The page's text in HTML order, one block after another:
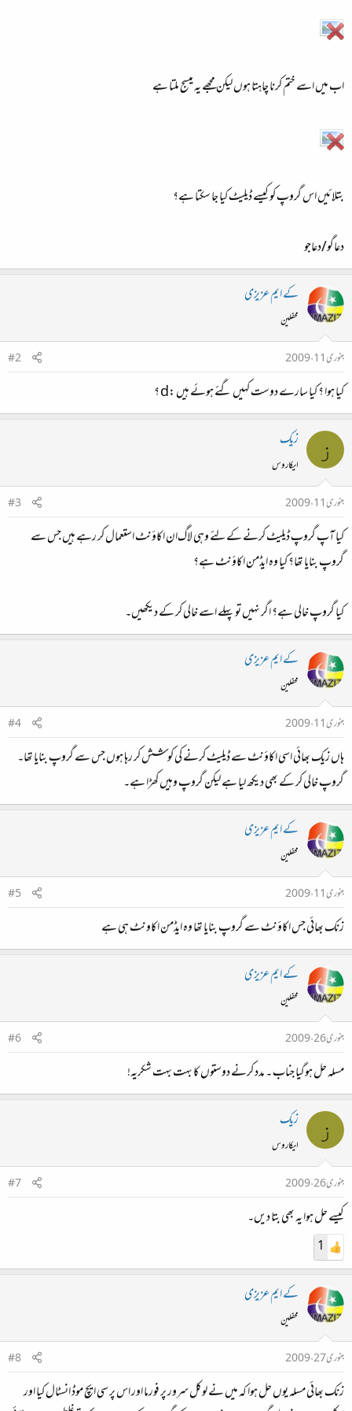
اب میں اسے ختم کرنا چاہتا ہوں لیکن مجھے یہ میسج ملتا ہے
بتلائیں اس گروپ کو کیسے ڈیلیٹ کیا جا سکتا ہے؟
دعاگو/دعاجو
کے ایم عزیزی
محفلین
جنوری 11، 2009
#2
کیا ہوا ؟ کیا سارے دوست کہیں گئے ہوئے ہیں :d ؟
ز زیک
ایکاروس
جنوری 11، 2009
#3
کیا آپ گروپ ڈیلیٹ کرنے کے لئے وہی لاگ‌ان اکاؤنٹ استعمال کر رہے ہیں جس سے
گروپ بنایا تھا؟ کیا وہ ایڈمن اکاؤنٹ ہے؟
کیا گروپ خالی ہے؟ اگر نہیں تو پہلے اسے خالی کر کے دیکھیں۔
کے ایم عزیزی
محفلین
جنوری 11، 2009
#4
ہاں زیک بھائی اسی اکاؤنٹ سے ڈیلیٹ کرنے کی کوشش کر رہا ہوں جس سے گروپ بنایا تھا۔
گروپ خالی کر کے بھی دیکھ لیا ہے لیکن گروپ وہیں کھڑا ہے۔
کے ایم عزیزی
محفلین
جنوری 11، 2009
#5
زنک بھائی جس اکاؤنٹ سے گروپ بنایا تھا وہ ایڈمن اکاونٹ ہی ہے
کے ایم عزیزی
محفلین
جنوری 26، 2009
#6
مسلہ حل ہوگیا جناب ۔ مدد کرنے دوستوں کا بہت بہت شکریہ!
ز زیک
ایکاروس
جنوری 26، 2009
#7
کیسے حل ہوا یہ بھی بتا دیں۔
1
کے ایم عزیزی
محفلین
جنوری 27، 2009
#8
زنک بھائی مسلہ یوں حل ہوا کہ میں نے لوکل سرور پر فورما اور اس پر سی ایچ موڈ انسٹال کیا اور